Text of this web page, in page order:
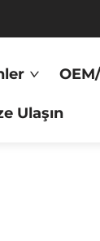
Ulaşın